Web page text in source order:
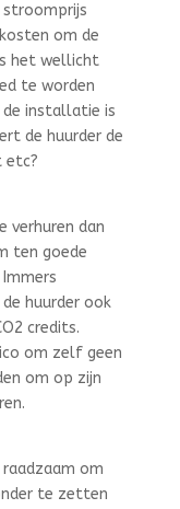
stroomprijs
om de
het wellicht
te worden
de installatie is
de huurder de
etc?
verhuren dan
ten goede
huurder ook
credits.
om zelf geen
om op zijn
om
te zetten